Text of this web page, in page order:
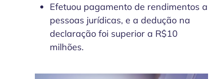
Efetuou pagamento de rendimentos a
pessoas jurídicas, e a dedução na
declaração foi superior a R$10
milhões.